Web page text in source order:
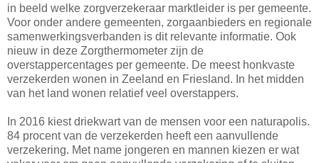
in beeld welke zorgverzekeraar marktleider is per gemeente.
Voor onder andere gemeenten, zorgaanbieders en regionale
samenwerkingsverbanden is dit relevante informatie. Ook
nieuw in deze Zorgthermometer zijn de
overstappercentages per gemeente. De meest honkvaste
verzekerden wonen in Zeeland en Friesland. In het midden
van het land wonen relatief veel overstappers.
In 2016 kiest driekwart van de mensen voor een naturapolis.
84 procent van de verzekerden heeft een aanvullende
verzekering. Met name jongeren en mannen kiezen er wat